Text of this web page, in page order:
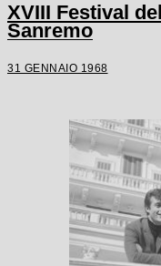
XVIII Festival
Sanremo
31 GENNAIO 1968